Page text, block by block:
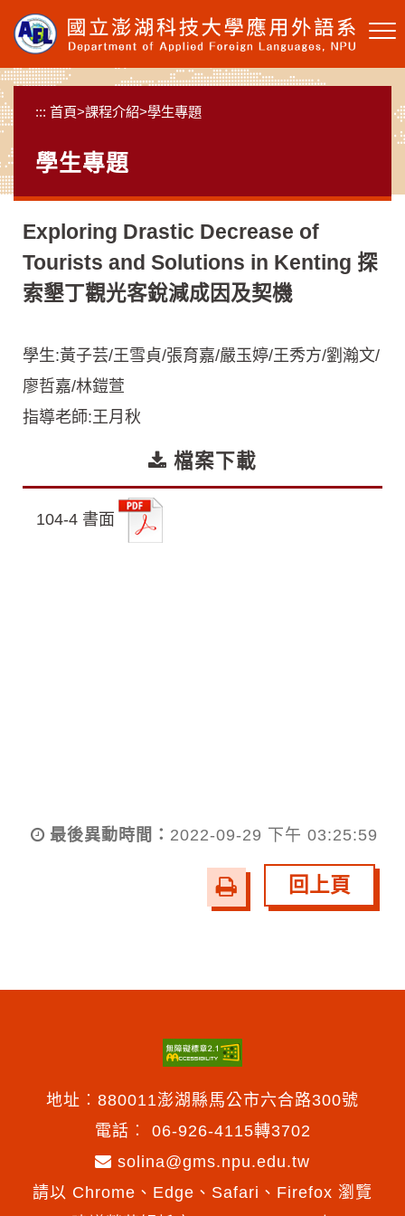
要
內
容
塊
::: 首頁>課程介紹>學生專題
學生專題
Exploring Drastic Decrease of
Tourists and Solutions in Kenting 探
索墾丁觀光客銳減成因及契機
學生:黃子芸/王雪貞/張育嘉/嚴玉婷/王秀方/劉瀚文/
廖哲嘉/林鎧萱
指導老師:王月秋
檔案下載
104-4 書面
最後異動時間： 2022-09-29 下午 03:25:59
友
善
回上頁
地址︰880011澎湖縣馬公市六合路300號
電話︰ 06-926-4115轉3702
solina@gms.npu.edu.tw
請以 Chrome、Edge、Safari、Firefox 瀏覽